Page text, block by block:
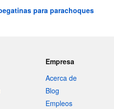
para parachoques
Empresa
Acerca de
Blog
Empleos